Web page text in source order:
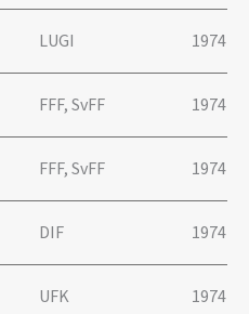
LUGI 1974
FFF, SvFF 1974
FFF, SvFF 1974
DIF 1974
UFK 1974